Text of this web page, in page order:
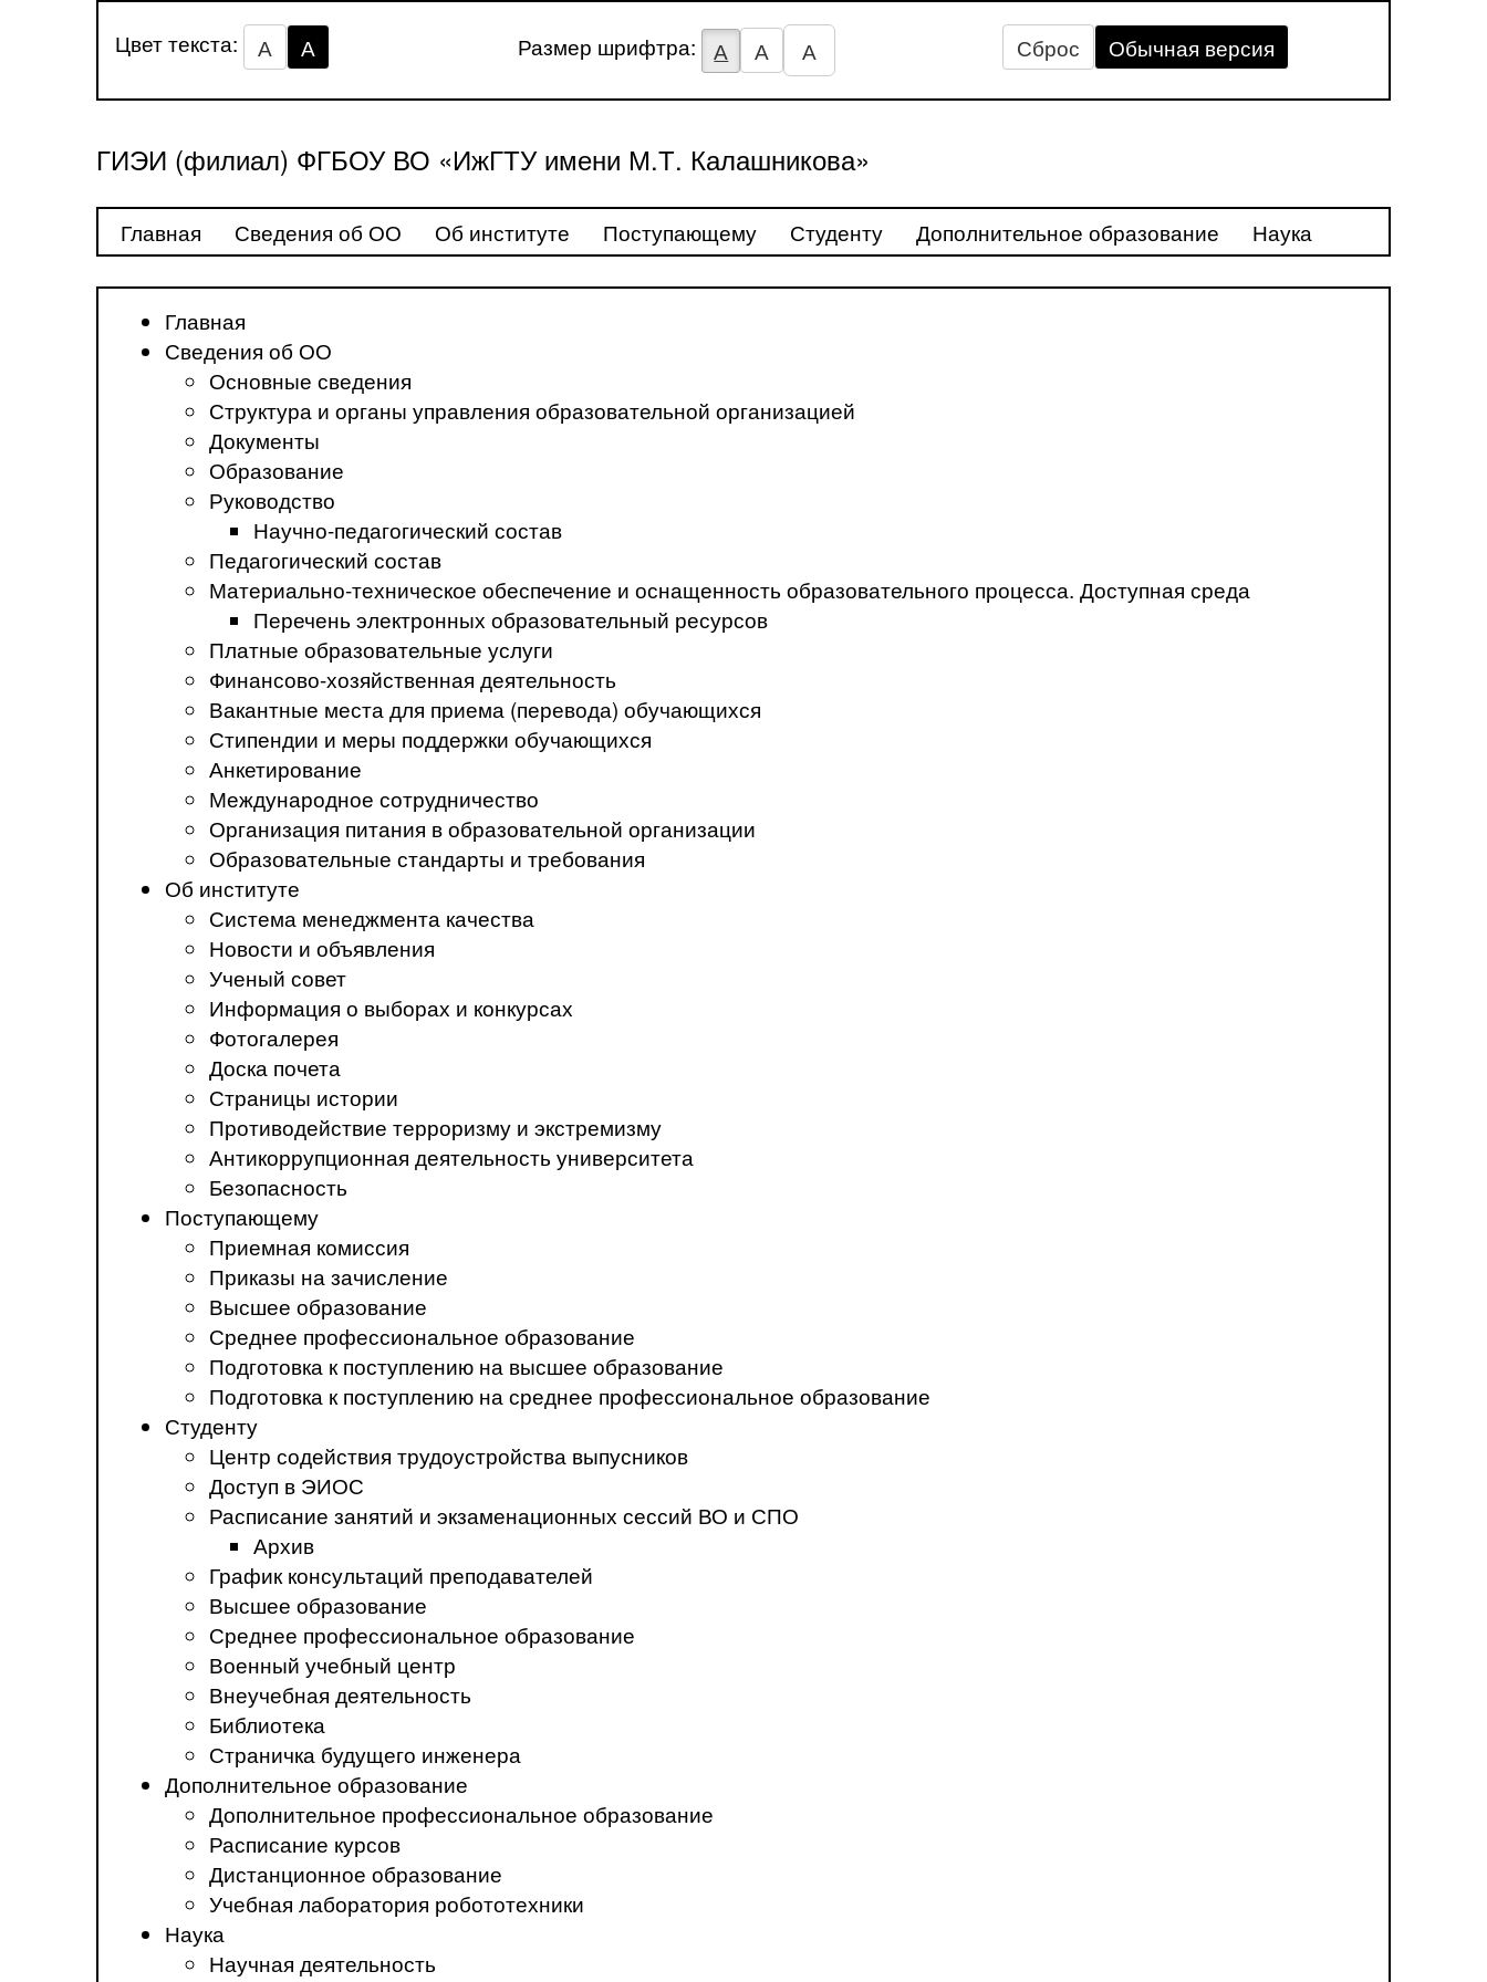
Цвет текста: А А Размер шрифтра: А А А Сброс Обычная версия
ГИЭИ (филиал) ФГБОУ ВО «ИжГТУ имени М.Т. Калашникова»
Главная Сведения об ОО Об институте Поступающему Студенту Дополнительное образование Наука
Главная
Сведения об ОО
Основные сведения
Структура и органы управления образовательной организацией
Документы
Образование
Руководство
Научно-педагогический состав
Педагогический состав
Материально-техническое обеспечение и оснащенность образовательного процесса. Доступная среда
Перечень электронных образовательный ресурсов
Платные образовательные услуги
Финансово-хозяйственная деятельность
Вакантные места для приема (перевода) обучающихся
Стипендии и меры поддержки обучающихся
Анкетирование
Международное сотрудничество
Организация питания в образовательной организации
Образовательные стандарты и требования
Об институте
Система менеджмента качества
Новости и объявления
Ученый совет
Информация о выборах и конкурсах
Фотогалерея
Доска почета
Страницы истории
Противодействие терроризму и экстремизму
Антикоррупционная деятельность университета
Безопасность
Поступающему
Приемная комиссия
Приказы на зачисление
Высшее образование
Среднее профессиональное образование
Подготовка к поступлению на высшее образование
Подготовка к поступлению на среднее профессиональное образование
Студенту
Центр содействия трудоустройства выпусников
Доступ в ЭИОС
Расписание занятий и экзаменационных сессий ВО и СПО
Архив
График консультаций преподавателей
Высшее образование
Среднее профессиональное образование
Военный учебный центр
Внеучебная деятельность
Библиотека
Страничка будущего инженера
Дополнительное образование
Дополнительное профессиональное образование
Расписание курсов
Дистанционное образование
Учебная лаборатория робототехники
Наука
Научная деятельность